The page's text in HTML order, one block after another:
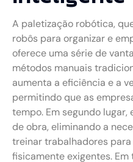
A paletização robótica,
robôs para organizar e
oferece uma série de
métodos manuais
aumenta a eficiência e a
permitindo que as
tempo. Em segundo
de obra, eliminando a
treinar trabalhadores
fisicamente exigentes.